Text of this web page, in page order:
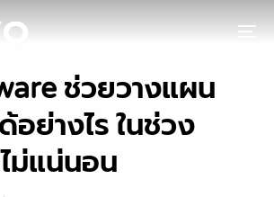
ช่วยวางแผน
อย่างไร ในช่วง
ม่แน่นอน